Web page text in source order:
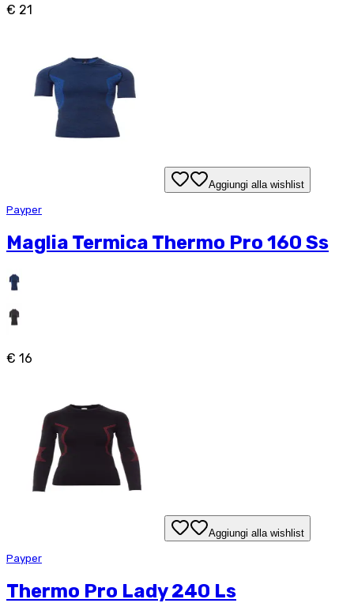
€ 21
Aggiungi alla wishlist
Payper
Maglia Termica Thermo Pro 160 Ss
€ 16
Aggiungi alla wishlist
Payper
Thermo Pro Lady 240 Ls